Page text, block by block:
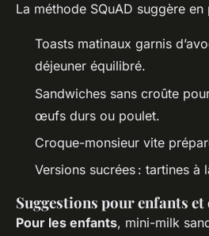
La méthode SQuAD suggère
Toasts matinaux garnis
déjeuner équilibré.
Sandwiches sans croûte
œufs durs ou poulet.
Croque-monsieur vite
Versions sucrées : tartines
Suggestions pour enfants
Pour les enfants, mini-milk